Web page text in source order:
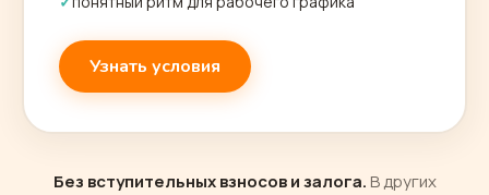
Узнать условия
Без вступительных взносов и залога.В других